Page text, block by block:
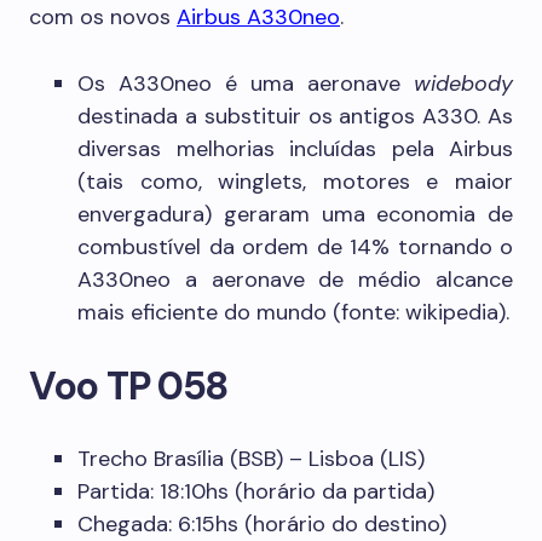
com os novos Airbus A330neo.
Os A330neo é uma aeronave widebody
destinada a substituir os antigos A330. As
diversas melhorias incluídas pela Airbus
(tais como, winglets, motores e maior
envergadura) geraram uma economia de
combustível da ordem de 14% tornando o
A330neo a aeronave de médio alcance
mais eficiente do mundo (fonte: wikipedia).
Voo TP 058
Trecho Brasília (BSB) – Lisboa (LIS)
Partida: 18:10hs (horário da partida)
Chegada: 6:15hs (horário do destino)